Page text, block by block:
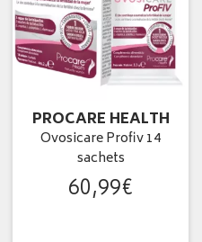
PROCARE HEALTH
Ovosicare Profiv 14
sachets
60,99€